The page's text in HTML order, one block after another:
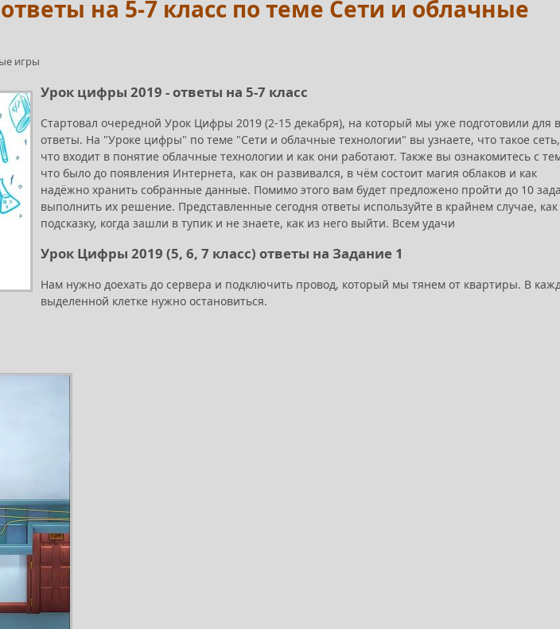
на 5-7 класс по теме Сети и облачные
игры
Урок цифры 2019 - ответы на 5-7 класс
Стартовал очередной Урок Цифры 2019 (2-15 декабря), на который мы уже подготовили для
ответы. На "Уроке цифры" по теме "Сети и облачные технологии" вы узнаете, что такое сеть,
что входит в понятие облачные технологии и как они работают. Также вы ознакомитесь с
что было до появления Интернета, как он развивался, в чём состоит магия облаков и как
надёжно хранить собранные данные. Помимо этого вам будет предложено пройти до 10
выполнить их решение. Представленные сегодня ответы используйте в крайнем случае, как
подсказку, когда зашли в тупик и не знаете, как из него выйти. Всем удачи
Урок Цифры 2019 (5, 6, 7 класс) ответы на Задание 1
Нам нужно доехать до сервера и подключить провод, который мы тянем от квартиры. В
выделенной клетке нужно остановиться.